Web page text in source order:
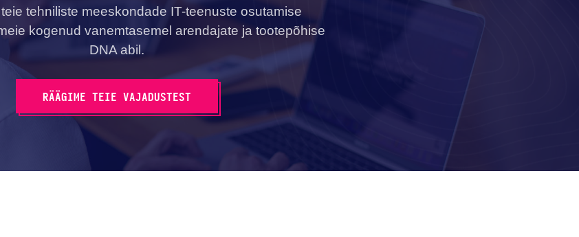
tehniliste meeskondade IT-teenuste osutamise
kogenud vanemtasemel arendajate ja tootepõhise
DNA abil.
RÄÄGIME TEIE VAJADUSTEST